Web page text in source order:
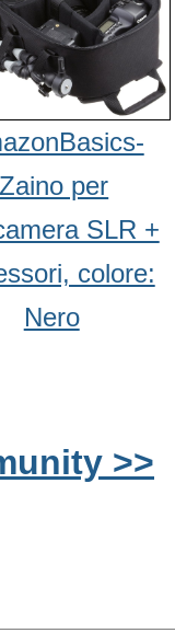
Zaino per
SLR +
colore:
Nero
>>